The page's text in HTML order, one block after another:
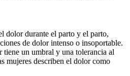
dolor durante el parto y el parto,
de dolor intenso o insoportable.
tiene un umbral y una tolerancia al
mujeres describen el dolor como